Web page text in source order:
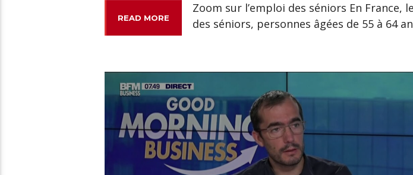
READ MORE
Zoom sur l’emploi des séniors En France,
des séniors, personnes âgées de 55 à 64
00:11 READ TIME